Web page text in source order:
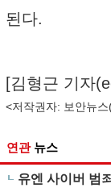
된다.
[김형근 기자(
<저작권자: 보안뉴스
연관 뉴스
유엔 사이버 범